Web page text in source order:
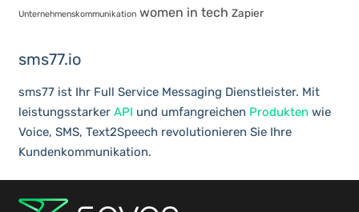
Unternehmenskommunikation women in tech Zapier
sms77.io
sms77 ist Ihr Full Service Messaging Dienstleister. Mit
leistungsstarker API und umfangreichen Produkten wie
Voice, SMS, Text2Speech revolutionieren Sie Ihre
Kundenkommunikation.